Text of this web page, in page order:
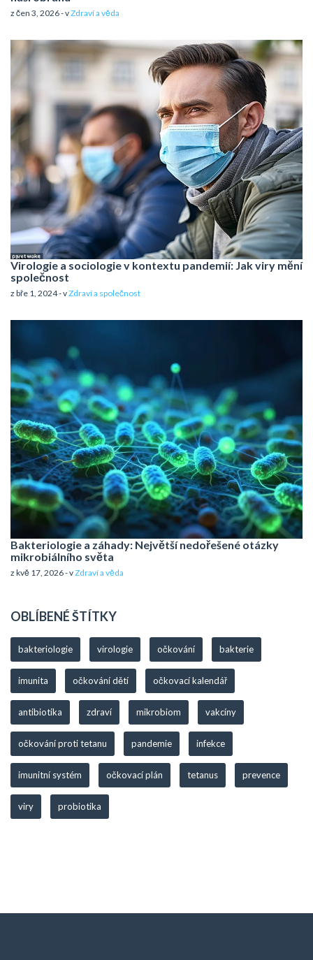
z čen 3, 2026 - vZdraví a věda
Virologie a sociologie v kontextu pandemií: Jak viry mění
společnost
z bře 1, 2024 - vZdraví a společnost
Bakteriologie a záhady: Největší nedořešené otázky
mikrobiálního světa
z kvě 17, 2026 - vZdraví a věda
OBLÍBENÉ ŠTÍTKY
bakteriologie virologie očkování bakterie
imunita očkování dětí očkovací kalendář
antibiotika zdraví mikrobiom vakcíny
očkování proti tetanu pandemie infekce
imunitní systém očkovací plán tetanus prevence
viry probiotika